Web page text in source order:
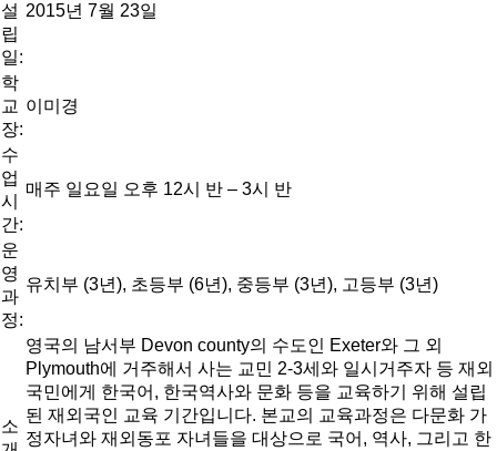
설
립
일:
2015년 7월 23일
학
교
장:
이미경
수
업
시
간:
매주 일요일 오후 12시 반 – 3시 반
운
영
과
정:
유치부 (3년), 초등부 (6년), 중등부 (3년), 고등부 (3년)
소
영국의 남서부 Devon county의 수도인 Exeter와 그 외
Plymouth에 거주해서 사는 교민 2-3세와 일시거주자 등 재외
국민에게 한국어, 한국역사와 문화 등을 교육하기 위해 설립
된 재외국인 교육 기간입니다. 본교의 교육과정은 다문화 가
정자녀와 재외동포 자녀들을 대상으로 국어, 역사, 그리고 한